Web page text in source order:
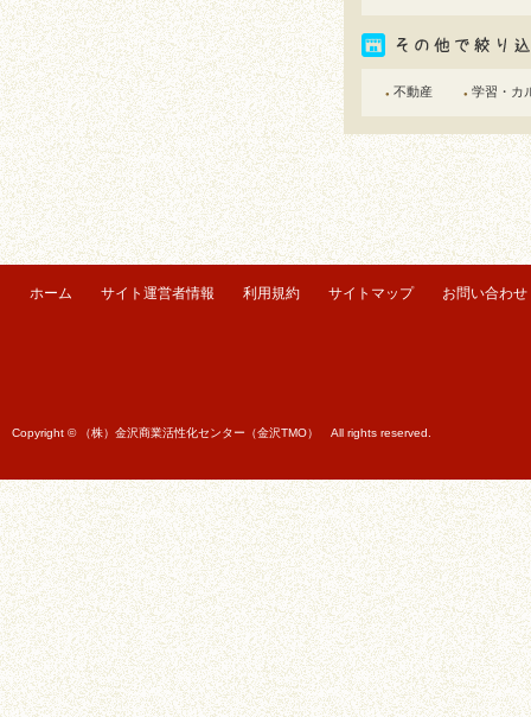
● 不動産 ● 学習・カ
ホーム サイト運営者情報 利用規約 サイトマップ お問い合わせ
Copyright © （株）金沢商業活性化センター（金沢TMO） All rights reserved.